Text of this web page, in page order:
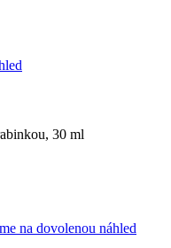
30 ml
náhled